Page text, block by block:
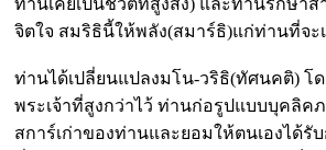
ท่านเคยเป็นชีวิตที่สูงส่ง) และท่านรักษา
จิตใจ สมริธินี้ให้พลัง(สมาร์ธิ)แก่ท่านที่จ
ท่านได้เปลี่ยนแปลงมโน-วริธิ(ทัศนคติ)
พระเจ้าที่สูงกว่าไว้ ท่านก่อรูปแบบบุคลิ
สการ์เก่าของท่านและยอมให้ตนเองได้